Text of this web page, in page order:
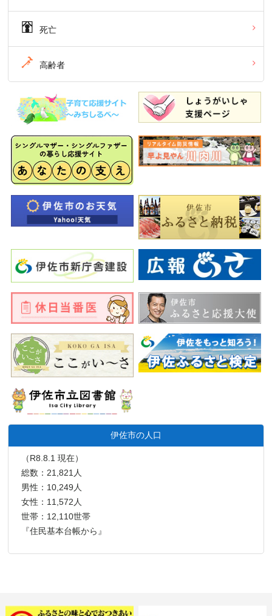
死亡
高齢者
伊佐市の人口
（R8.8.1 現在）
総数：21,821人
男性：10,249人
女性：11,572人
世帯：12,110世帯
『住民基本台帳から』